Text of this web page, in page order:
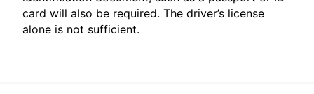
card will also be required. The driver’s license
alone is not sufficient.